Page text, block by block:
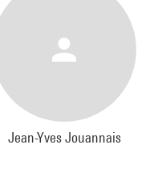
Jean-Yves Jouannais